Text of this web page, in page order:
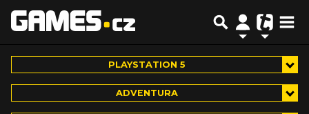
PLAYSTATION 5
ADVENTURA